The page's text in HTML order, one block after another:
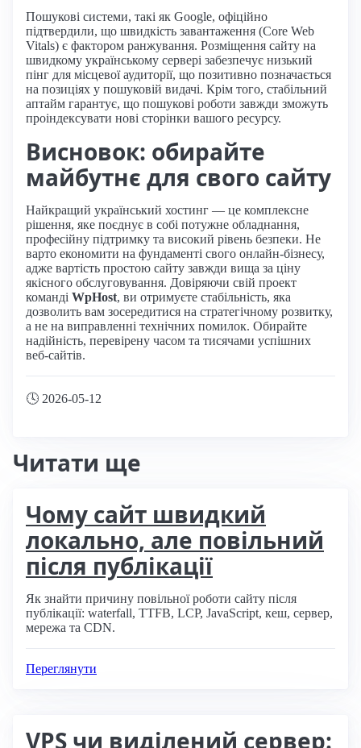
Пошукові системи, такі як Google, офіційно
підтвердили, що швидкість завантаження (Core Web
Vitals) є фактором ранжування. Розміщення сайту на
швидкому українському сервері забезпечує низький
пінг для місцевої аудиторії, що позитивно позначається
на позиціях у пошуковій видачі. Крім того, стабільний
аптайм гарантує, що пошукові роботи завжди зможуть
проіндексувати нові сторінки вашого ресурсу.
Висновок: обирайте
майбутнє для свого сайту
Найкращий український хостинг — це комплексне
рішення, яке поєднує в собі потужне обладнання,
професійну підтримку та високий рівень безпеки. Не
варто економити на фундаменті свого онлайн-бізнесу,
адже вартість простою сайту завжди вища за ціну
якісного обслуговування. Довіряючи свій проект
команді WpHost, ви отримуєте стабільність, яка
дозволить вам зосередитися на стратегічному розвитку,
а не на виправленні технічних помилок. Обирайте
надійність, перевірену часом та тисячами успішних
веб-сайтів.
🕓 2026-05-12
Читати ще
Чому сайт швидкий
локально, але повільний
після публікації
Як знайти причину повільної роботи сайту після
публікації: waterfall, TTFB, LCP, JavaScript, кеш, сервер,
мережа та CDN.
Переглянути
VPS чи виділений сервер: